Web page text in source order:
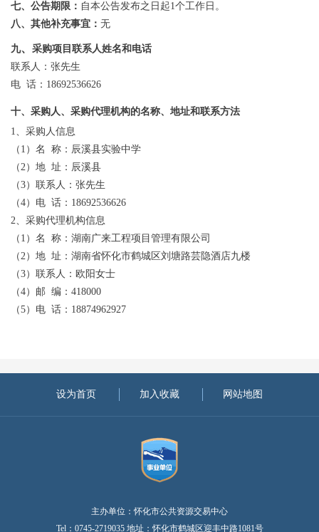
七、公告期限： 自本公告发布之日起1个工作日。
八、其他补充事宜： 无
九、 采购项目联系人姓名和电话
联系人：张先生
电 话：18692536626
十、采购人、采购代理机构的名称、地址和联系方法
1、采购人信息
（ 1）名 称：辰溪县实验中学
（2）地 址：辰溪县
（3）联系人：张先生
（4）电 话：18692536626
2、采购代理机构信息
（ 1）名 称：湖南广来工程项目管理有限公司
（2）地 址：湖南省怀化市鹤城区刘塘路芸隐酒店九楼
（3）联系人：欧阳女士
（4）邮 编：418000
（5）电 话：18874962927
设为首页 加入收藏 网站地图
主办单位：怀化市公共资源交易中心
Tel：0745-2719035 地址：怀化市鹤城区迎丰中路1081号